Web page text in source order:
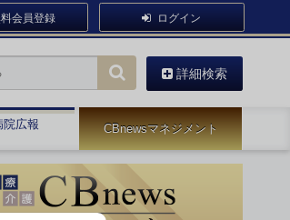
会員登録 ログイン
詳細検索
院広報 CBnewsマネジメント